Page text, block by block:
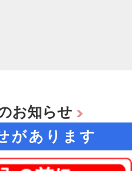
お知らせ
があります